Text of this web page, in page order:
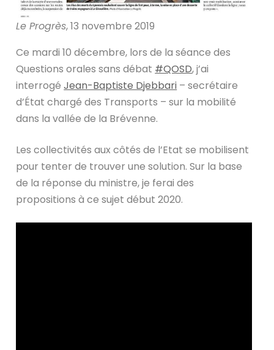
Le Progrès, 13 novembre 2019
Ce mardi 10 décembre, lors de la séance des
Questions orales sans débat #QOSD, j’ai
interrogéJean-Baptiste Djebbari – secrétaire
d’État chargé des Transports – sur la mobilité
dans la vallée de la Brévenne.
Les collectivités aux côtés de l’Etat se mobilisent
pour tenter de trouver une solution. Sur la base
de la réponse du ministre, je ferai des
propositions à ce sujet début 2020.